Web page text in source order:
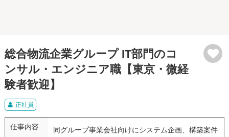
総合物流企業グループ IT部門のコ
ンサル・エンジニア職【東京・微経
験者歓迎】
正社員
仕事内容
同グループ事業会社向けにシステム企画、構築案件